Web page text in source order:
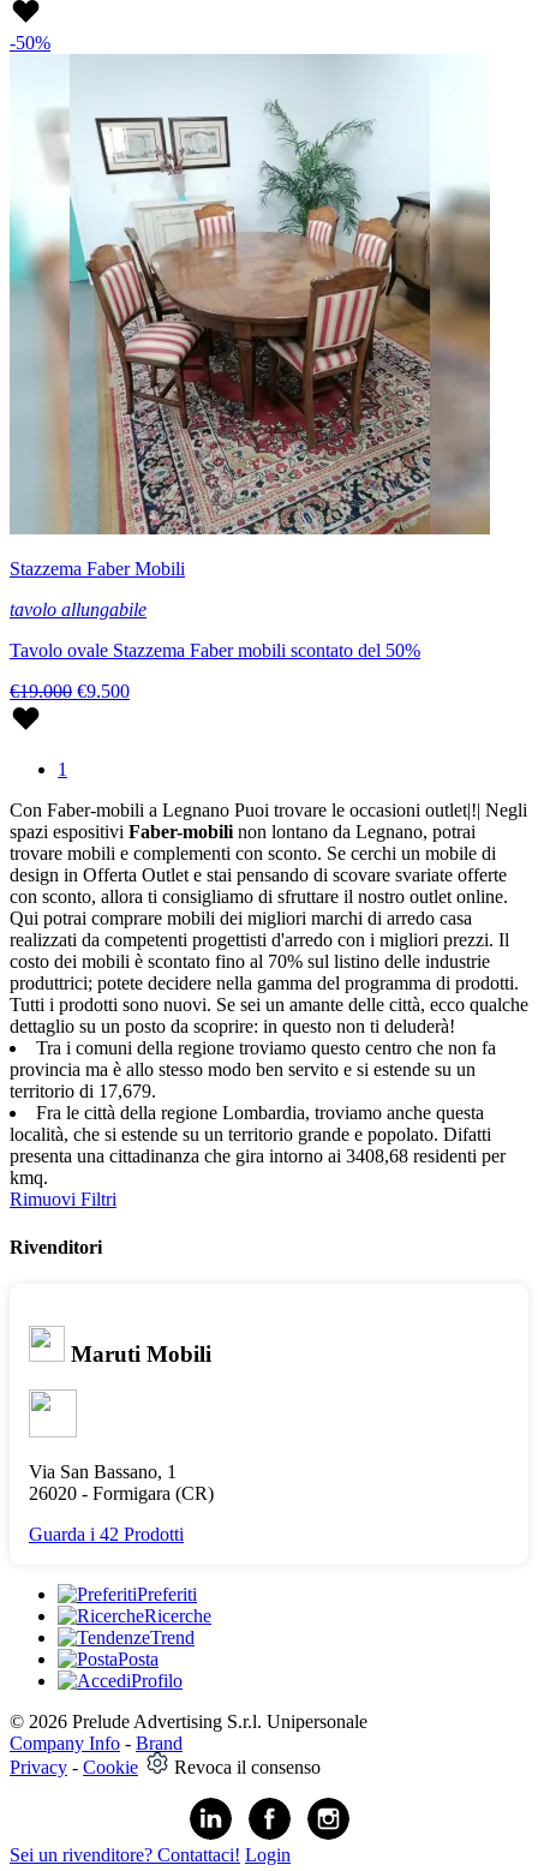
-50%
Stazzema Faber Mobili
tavolo allungabile
Tavolo ovale Stazzema Faber mobili scontato del 50%
€19.000 €9.500
1
Con Faber-mobili a Legnano Puoi trovare le occasioni outlet|!| Negli
spazi espositivi Faber-mobili non lontano da Legnano, potrai
trovare mobili e complementi con sconto. Se cerchi un mobile di
design in Offerta Outlet e stai pensando di scovare svariate offerte
con sconto, allora ti consigliamo di sfruttare il nostro outlet online.
Qui potrai comprare mobili dei migliori marchi di arredo casa
realizzati da competenti progettisti d'arredo con i migliori prezzi. Il
costo dei mobili è scontato fino al 70% sul listino delle industrie
produttrici; potete decidere nella gamma del programma di prodotti.
Tutti i prodotti sono nuovi. Se sei un amante delle città, ecco qualche
dettaglio su un posto da scoprire: in questo non ti deluderà!
Tra i comuni della regione troviamo questo centro che non fa
provincia ma è allo stesso modo ben servito e si estende su un
territorio di 17,679.
Fra le città della regione Lombardia, troviamo anche questa
località, che si estende su un territorio grande e popolato. Difatti
presenta una cittadinanza che gira intorno ai 3408,68 residenti per
kmq.
Rimuovi Filtri
Rivenditori
Maruti Mobili
Via San Bassano, 1
26020 - Formigara (CR)
Guarda i 42 Prodotti
Preferiti
Ricerche
Trend
Posta
Profilo
© 2026 Prelude Advertising S.r.l. Unipersonale
Company Info - Brand
Privacy - Cookie Revoca il consenso
Sei un rivenditore? Contattaci! Login